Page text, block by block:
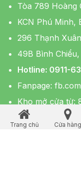
Trang chủ
Cửa hàng
Tòa 789 Hoàng
KCN Phú Minh,
296 Thạnh
49B Bình
Hotline: 0911-
Fanpage:
Kho mở cửa từ: